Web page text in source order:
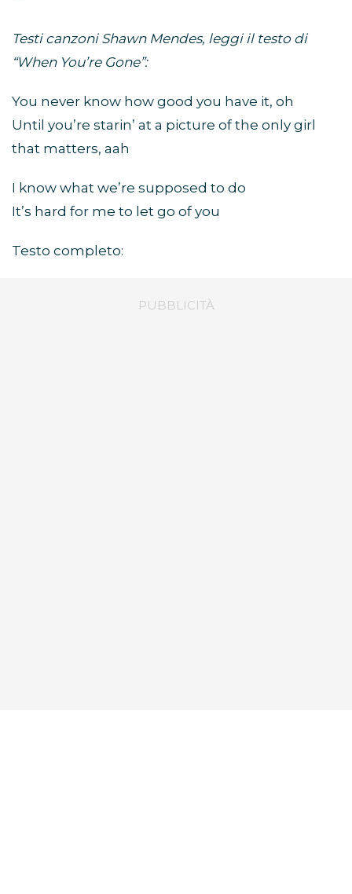
Testi canzoni Shawn Mendes, leggi il testo di
“When You’re Gone”:
You never know how good you have it, oh
Until you’re starin’ at a picture of the only girl
that matters, aah
I know what we’re supposed to do
It’s hard for me to let go of you
Testo completo: